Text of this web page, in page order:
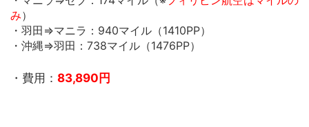
み）
・羽田⇒マニラ：940マイル（1410PP）
・沖縄⇒羽田：738マイル（1476PP）
・費用： 83,890円